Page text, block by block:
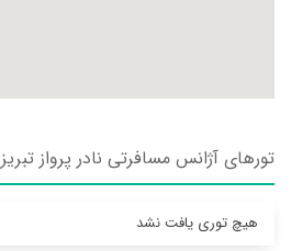
تورهای آژانس مسافرتی نادر پرواز تبريز
هیچ توری یافت نشد